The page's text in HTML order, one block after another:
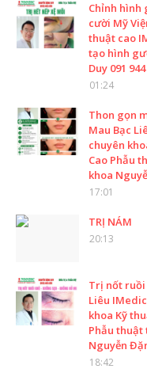
Chỉnh hình
cười Mỹ
thuật cao
tạo hình
Duy 091
01:24
Thon gọn
Mau Bạc
chuyên
Cao Phẫu
khoa
17:01
TRỊ NÁM
20:13
Trị nốt ruồi
Liêu
khoa Kỹ
Phẫu thuật
Nguyễn
18:42